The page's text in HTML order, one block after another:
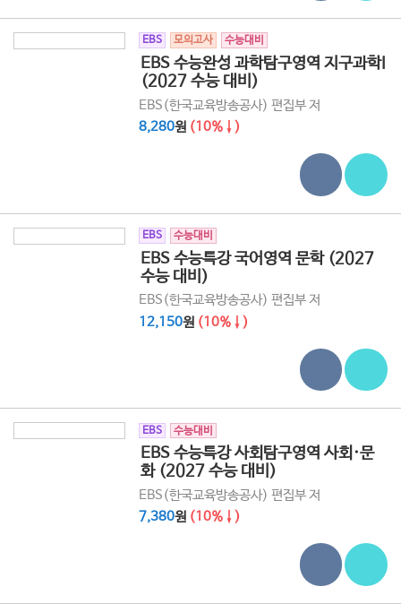
EBS 모의고사 수능대비
EBS 수능완성 과학탐구영역 지구과학I
(2027 수능 대비)
EBS(한국교육방송공사) 편집부 저
8,280원 (10%↓)
EBS 수능대비
EBS 수능특강 국어영역 문학 (2027
수능 대비)
EBS(한국교육방송공사) 편집부 저
12,150원 (10%↓)
EBS 수능대비
EBS 수능특강 사회탐구영역 사회·문
화 (2027 수능 대비)
EBS(한국교육방송공사) 편집부 저
7,380원 (10%↓)